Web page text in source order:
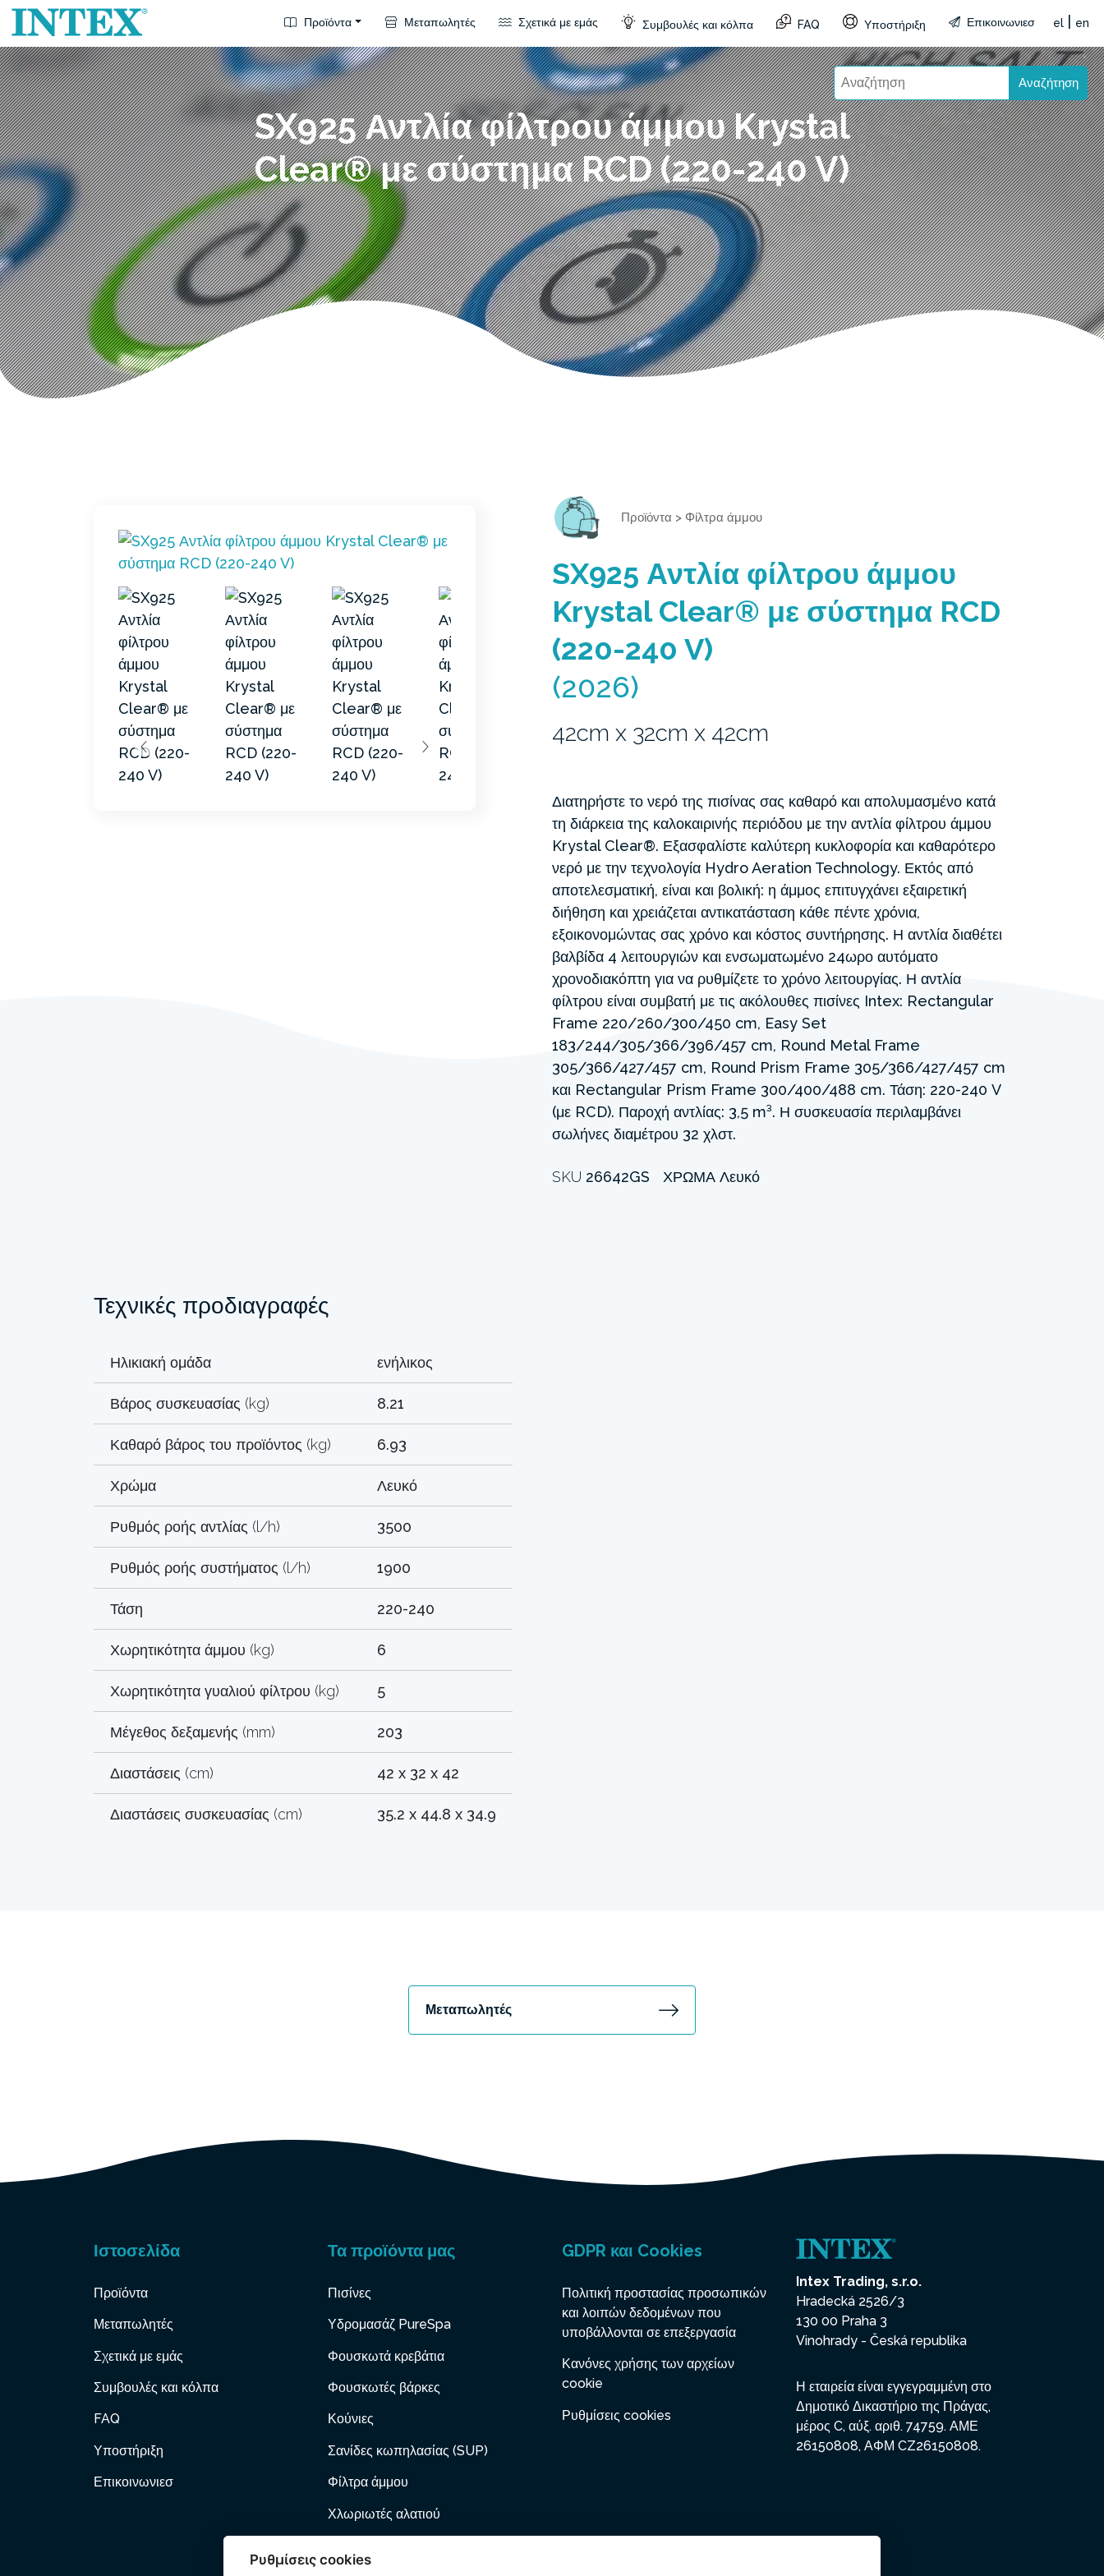
Προϊόντα Μεταπωλητές Σχετικά με εμάς Συμβουλές και κόλπα FAQ Υποστήριξη Επικοινωνιεσ el en
Αναζήτηση
SX925 Αντλία φίλτρου άμμου Krystal
Clear® με σύστημα RCD (220-240 V)
Προϊόντα > Φίλτρα άμμου
SX925 Αντλία φίλτρου άμμου
Krystal Clear® με σύστημα RCD
(220-240 V)
(2026)
42cm x 32cm x 42cm
Διατηρήστε το νερό της πισίνας σας καθαρό και απολυμασμένο κατά
τη διάρκεια της καλοκαιρινής περιόδου με την αντλία φίλτρου άμμου
Krystal Clear®. Εξασφαλίστε καλύτερη κυκλοφορία και καθαρότερο
νερό με την τεχνολογία Hydro Aeration Technology. Εκτός από
αποτελεσματική, είναι και βολική: η άμμος επιτυγχάνει εξαιρετική
διήθηση και χρειάζεται αντικατάσταση κάθε πέντε χρόνια,
εξοικονομώντας σας χρόνο και κόστος συντήρησης. Η αντλία διαθέτει
βαλβίδα 4 λειτουργιών και ενσωματωμένο 24ωρο αυτόματο
χρονοδιακόπτη για να ρυθμίζετε το χρόνο λειτουργίας. Η αντλία
φίλτρου είναι συμβατή με τις ακόλουθες πισίνες Intex: Rectangular
Frame 220/260/300/450 cm, Easy Set
183/244/305/366/396/457 cm, Round Metal Frame
305/366/427/457 cm, Round Prism Frame 305/366/427/457 cm
και Rectangular Prism Frame 300/400/488 cm. Τάση: 220-240 V
(με RCD). Παροχή αντλίας: 3,5 m³. Η συσκευασία περιλαμβάνει
σωλήνες διαμέτρου 32 χλστ.
SKU 26642GS ΧΡΏΜΑ Λευκό
Τεχνικές προδιαγραφές
Ηλικιακή ομάδα ενήλικος
Βάρος συσκευασίας (kg) 8.21
Καθαρό βάρος του προϊόντος (kg) 6.93
Χρώμα Λευκό
Ρυθμός ροής αντλίας (l/h) 3500
Ρυθμός ροής συστήματος (l/h) 1900
Τάση 220-240
Χωρητικότητα άμμου (kg) 6
Χωρητικότητα γυαλιού φίλτρου (kg) 5
Μέγεθος δεξαμενής (mm) 203
Διαστάσεις (cm) 42 x 32 x 42
Διαστάσεις συσκευασίας (cm) 35.2 x 44.8 x 34.9
Μεταπωλητές
Ιστοσελίδα
Προϊόντα
Μεταπωλητές
Σχετικά με εμάς
Συμβουλές και κόλπα
FAQ
Υποστήριξη
Επικοινωνιεσ
Τα προϊόντα μας
Πισίνες
Υδρομασάζ PureSpa
Φουσκωτά κρεβάτια
Φουσκωτές βάρκες
Κούνιες
Σανίδες κωπηλασίας (SUP)
Φίλτρα άμμου
Χλωριωτές αλατιού
GDPR και Cookies
Πολιτική προστασίας προσωπικών
και λοιπών δεδομένων που
υποβάλλονται σε επεξεργασία
Κανόνες χρήσης των αρχείων
cookie
Ρυθμίσεις cookies
Intex Trading, s.r.o.
Hradecká 2526/3
130 00 Praha 3
Vinohrady - Česká republika
Η εταιρεία είναι εγγεγραμμένη στο
Δημοτικό Δικαστήριο της Πράγας,
μέρος C, αύξ. αριθ. 74759. ΑΜΕ
26150808, ΑΦΜ CZ26150808.
Ρυθμίσεις cookies